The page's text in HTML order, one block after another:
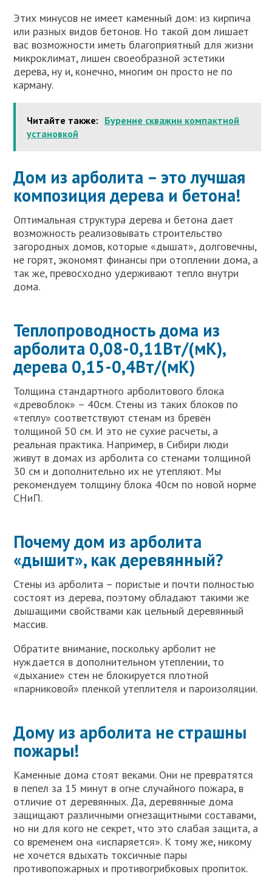
Этих минусов не имеет каменный дом: из кирпича
или разных видов бетонов. Но такой дом лишает
вас возможности иметь благоприятный для жизни
микроклимат, лишен своеобразной эстетики
дерева, ну и, конечно, многим он просто не по
карману.
Читайте также: Бурение скважин компактной
установкой
Дом из арболита – это лучшая
композиция дерева и бетона!
Оптимальная структура дерева и бетона дает
возможность реализовывать строительство
загородных домов, которые «дышат», долговечны,
не горят, экономят финансы при отоплении дома, а
так же, превосходно удерживают тепло внутри
дома.
Теплопроводность дома из
арболита 0,08-0,11Вт/(мК),
дерева 0,15-0,4Вт/(мК)
Толщина стандартного арболитового блока
«древоблок» – 40см. Стены из таких блоков по
«теплу» соответствуют стенам из бревён
толщиной 50 см. И это не сухие расчеты, а
реальная практика. Например, в Сибири люди
живут в домах из арболита со стенами толщиной
30 см и дополнительно их не утепляют. Мы
рекомендуем толщину блока 40см по новой норме
СНиП.
Почему дом из арболита
«дышит», как деревянный?
Стены из арболита – пористые и почти полностью
состоят из дерева, поэтому обладают такими же
дышащими свойствами как цельный деревянный
массив.
Обратите внимание, поскольку арболит не
нуждается в дополнительном утеплении, то
«дыхание» стен не блокируется плотной
«парниковой» пленкой утеплителя и пароизоляции.
Дому из арболита не страшны
пожары!
Каменные дома стоят веками. Они не превратятся
в пепел за 15 минут в огне случайного пожара, в
отличие от деревянных. Да, деревянные дома
защищают различными огнезащитными составами,
но ни для кого не секрет, что это слабая защита, а
со временем она «испаряется». К тому же, никому
не хочется вдыхать токсичные пары
противопожарных и противогрибковых пропиток.